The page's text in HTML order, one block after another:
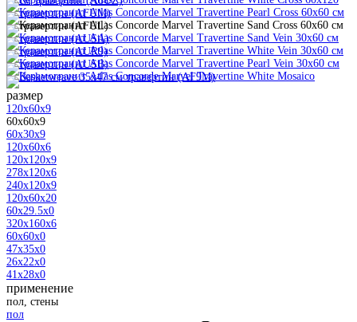
размер
120x60x9
60x60x9
60x30x9
120x60x6
120x120x9
278x120x6
240x120x9
120x60x20
60x29.5x0
320x160x6
60x60x0
47x35x0
26x22x0
41x28x0
применение
пол, стены
пол